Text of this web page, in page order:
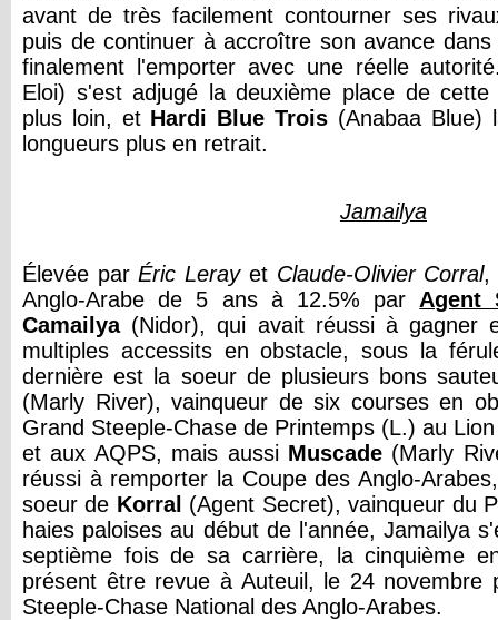
avant de très facilement contourner ses
puis de continuer à accroître son avance
finalement l'emporter avec une réelle
Eloi) s'est adjugé la deuxième place de cette
plus loin, et Hardi Blue Trois (Anabaa Blue)
longueurs plus en retrait.
Jamailya
Élevée parÉric Lerayet Claude-Olivier Corral,
Anglo-Arabe de 5 ans à 12.5% par Agent
Camailya(Nidor), qui avait réussi à gagner
multiples accessits en obstacle, sous la
dernière est la soeur de plusieurs bons
(Marly River), vainqueur de six courses en
Grand Steeple-Chase de Printemps (L.) au
et aux AQPS, mais aussi Muscade (Marly
réussi à remporter la Coupe des Anglo-
soeur de Korral (Agent Secret), vainqueur du
haies paloises au début de l'année, Jamailya
septième fois de sa carrière, la cinquième
présent être revue à Auteuil, le 24 novembre
Steeple-Chase National des Anglo-Arabes.